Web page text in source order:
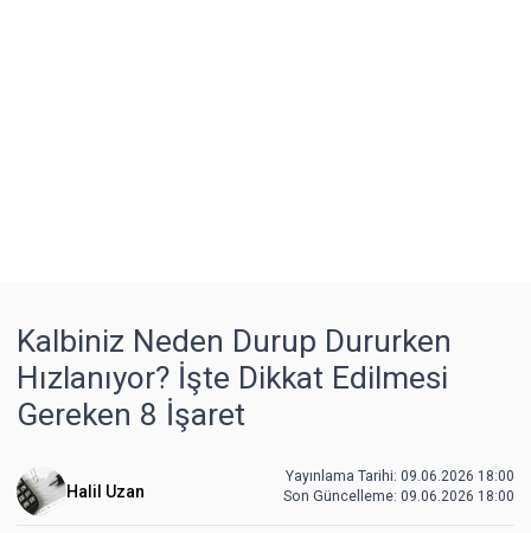
Kalbiniz Neden Durup Dururken
Hızlanıyor? İşte Dikkat Edilmesi
Gereken 8 İşaret
Halil Uzan
Yayınlama Tarihi: 09.06.2026 18:00
Son Güncelleme: 09.06.2026 18:00